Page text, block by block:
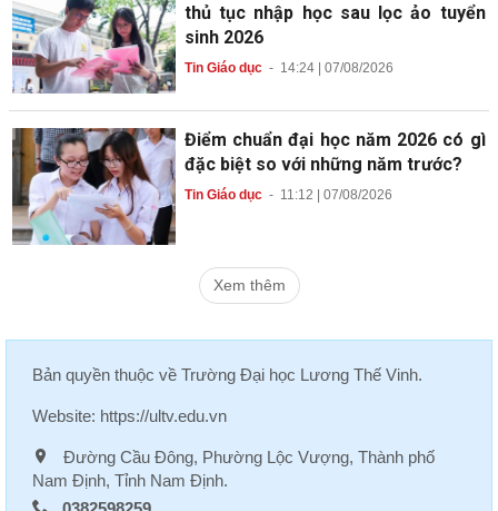
thủ tục nhập học sau lọc ảo tuyển
sinh 2026
Tin Giáo dục- 14:24 | 07/08/2026
Điểm chuẩn đại học năm 2026 có gì
đặc biệt so với những năm trước?
Tin Giáo dục- 11:12 | 07/08/2026
Xem thêm
Bản quyền thuộc về Trường Đại học Lương Thế Vinh.
Website: https://ultv.edu.vn
Đường Cầu Đông, Phường Lộc Vượng, Thành phố
Nam Định, Tỉnh Nam Định.